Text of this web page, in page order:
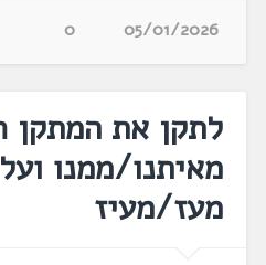
05/01/2026
0
מאיתנו/ממנו ועל
מעז/מעיז